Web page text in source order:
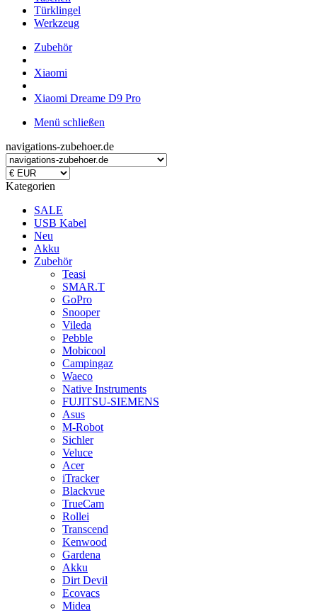
Türklingel
Werkzeug
Zubehör
Xiaomi
Xiaomi Dreame D9 Pro
Menü schließen
navigations-zubehoer.de
Kategorien
SALE
USB Kabel
Neu
Akku
Zubehör
Teasi
SMAR.T
GoPro
Snooper
Vileda
Pebble
Mobicool
Campingaz
Waeco
Native Instruments
FUJITSU-SIEMENS
Asus
M-Robot
Sichler
Veluce
Acer
iTracker
Blackvue
TrueCam
Rollei
Transcend
Kenwood
Gardena
Akku
Dirt Devil
Ecovacs
Midea